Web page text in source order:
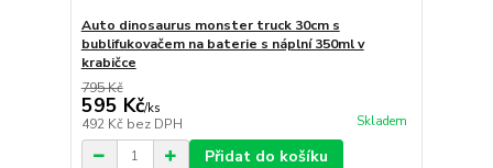
Auto dinosaurus monster truck 30cm s
bublifukovačem na baterie s náplní 350ml v
krabičce
795 Kč
595 Kč/ks
492 Kč bez DPH Skladem
Přidat do košíku